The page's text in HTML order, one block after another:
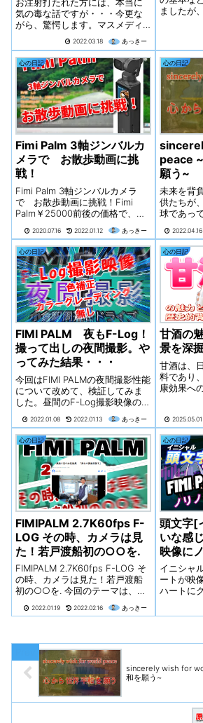
気の毒な話ですが・・・今更な
がら、驚愕します。マスメディ
域の同調圧力、それぞれ、事情
はあるでしょうが、こればっか
りは、強制されたわけでは無
く、自己判断でやったことなの
で、仕方ありません。事実と向
き合って、今後の己の人生をし
っかりと考えて行きましょう。
何かにつけて【人のせいにす
る】のはやめましょう。
2022.03.18 あっきー
ましたが
果もあげ
う。仕事
うに、仕
いですね！
心の日記
Fimi Palm 3軸ジンバルカ
メラで お散歩動画に挑
戦！
Fimi Palm 3軸ジンバルカメラ
で お散歩動画に挑戦！Fimi
Palm￥25000前後の価格で、こ
か？この動画が参考になれば幸
いです(^^)By あっきー。
FIMI PALM
2020.07.16 2022.01.12 あっきー
心の日記
peace
願う~
未来を背
供たちが
球であっ
か？かけ
私達の子
る未来・
ば！！私
益にどっ
必ずや天
え去るで
2022.04.16
心の日記
FIMI PALM 夜もF-Log！
撮って出しの夜間撮影。や
ってみた結果・・・
今回はFIMI PALMの夜間撮影性能
について改めて、検証してみま
した。昼間のF-Log撮影映像の色
す。なので今回は夜もF-Logで撮
影してみました。設定はシャッ
タースピードのみ1/60で、後は
すべてAUTOで撮影。色補正（カ
ラーグレーディング）無しの映
像です。色味は、人それぞれ好
みがあるので、参考になれば幸
いです。車載、手持ち撮影とそ
れぞれっみくらべてください
ね。参考程度に色補正（カラー
グレーディング）した映像も後
ほどUPしたいと思います。
2022.01.08 2022.01.13 あっきー
心の日記
甘酒の
景を深
甘酒は、
料であり
康効果へ
原料から
ぞれ異な
食文化に
いていま
義、種類
健康効果
意義、飲
用、最新
在のトレ
いと思い
京神田と
の特色に
きたいと
2025.05.01
心の日記
FIMIPALM 2.7K60fps F-
LOG その時、カメラは見
た！若戸渡船初の○○を.
FIMIPALM 2.7K60fps F-LOG そ
の時、カメラは見た！若戸渡船
初の○○を. 今回のテーマは、
影です。 僕的にはこの設定が一
2022.01.19 2022.02.16 あっきー
心の日記
頭文字[
いな感
映像に
てみた
イニシャ
ートが映
ハートに
くだけで
あると思
を意識し
イメージ
sincerely wish for
和を願う~